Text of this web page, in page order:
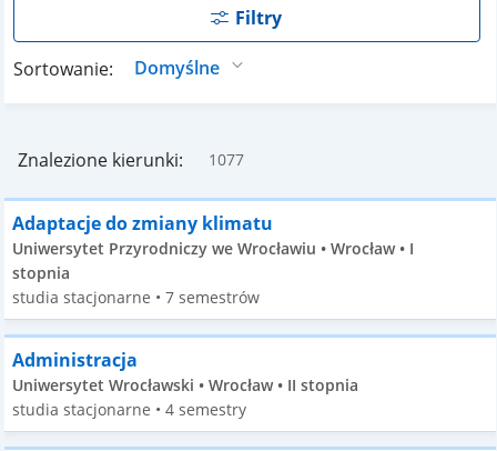
Filtry
Sortowanie:
Znalezione kierunki: 1077
Adaptacje do zmiany klimatu
Uniwersytet Przyrodniczy we Wrocławiu • Wrocław • I
stopnia
studia stacjonarne • 7 semestrów
Administracja
Uniwersytet Wrocławski • Wrocław • II stopnia
studia stacjonarne • 4 semestry